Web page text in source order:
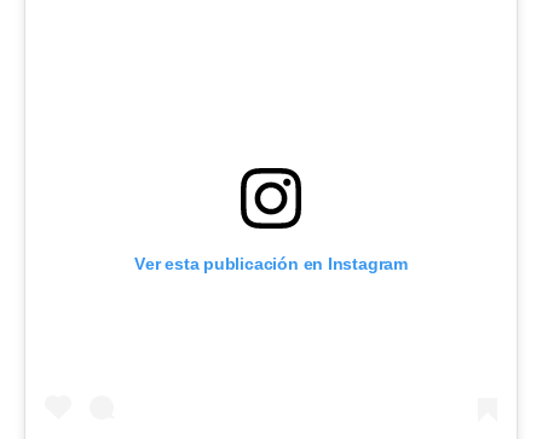
Ver esta publicación en Instagram